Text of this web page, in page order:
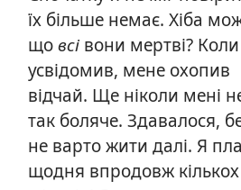
їх більше немає. Хіба
щовсі вони мертві?
усвідомив, мене охопив
відчай. Ще ніколи мені
так боляче. Здавалося,
не варто жити далі. Я
щодня впродовж кількох